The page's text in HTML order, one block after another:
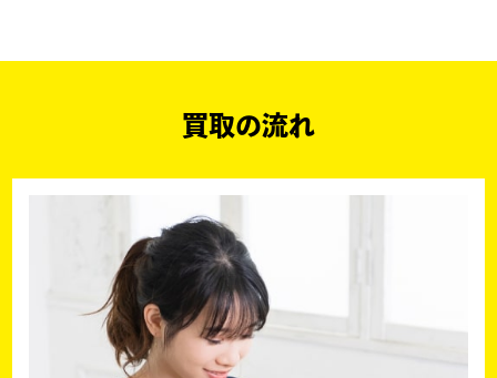
買取の流れ